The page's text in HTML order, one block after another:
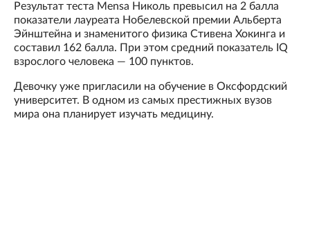
Результат теста Mensa Николь превысил на 2 балла
показатели лауреата Нобелевской премии Альберта
Эйнштейна и знаменитого физика Стивена Хокинга и
составил 162 балла. При этом средний показатель IQ
взрослого человека — 100 пунктов.
Девочку уже пригласили на обучение в Оксфордский
университет. В одном из самых престижных вузов
мира она планирует изучать медицину.